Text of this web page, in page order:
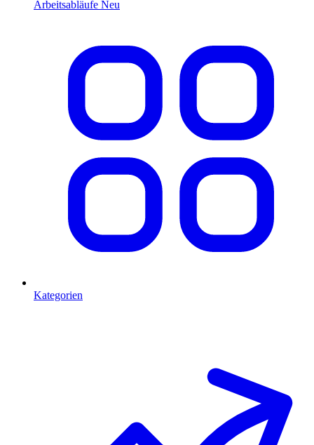
Arbeitsabläufe Neu
Kategorien